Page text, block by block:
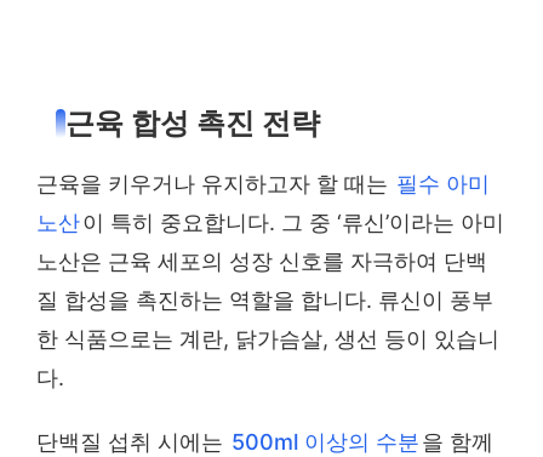
근육 합성 촉진 전략
근육을 키우거나 유지하고자 할 때는 필수 아미
노산이 특히 중요합니다. 그 중 ‘류신’이라는 아미
노산은 근육 세포의 성장 신호를 자극하여 단백
질 합성을 촉진하는 역할을 합니다. 류신이 풍부
한 식품으로는 계란, 닭가슴살, 생선 등이 있습니
다.
단백질 섭취 시에는 500ml 이상의 수분을 함께